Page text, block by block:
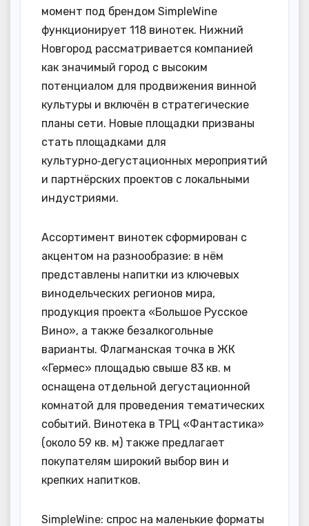
момент под брендом SimpleWine
функционирует 118 винотек. Нижний
Новгород рассматривается компанией
как значимый город с высоким
потенциалом для продвижения винной
культуры и включён в стратегические
планы сети. Новые площадки призваны
стать площадками для
культурно‑дегустационных мероприятий
и партнёрских проектов с локальными
индустриями.
Ассортимент винотек сформирован с
акцентом на разнообразие: в нём
представлены напитки из ключевых
винодельческих регионов мира,
продукция проекта «Большое Русское
Вино», а также безалкогольные
варианты. Флагманская точка в ЖК
«Гермес» площадью свыше 83 кв. м
оснащена отдельной дегустационной
комнатой для проведения тематических
событий. Винотека в ТРЦ «Фантастика»
(около 59 кв. м) также предлагает
покупателям широкий выбор вин и
крепких напитков.
SimpleWine: спрос на маленькие форматы